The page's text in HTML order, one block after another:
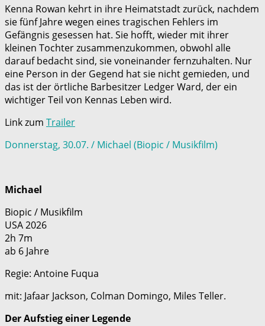
Kenna Rowan kehrt in ihre Heimatstadt zurück, nachdem
sie fünf Jahre wegen eines tragischen Fehlers im
Gefängnis gesessen hat. Sie hofft, wieder mit ihrer
kleinen Tochter zusammenzukommen, obwohl alle
darauf bedacht sind, sie voneinander fernzuhalten. Nur
eine Person in der Gegend hat sie nicht gemieden, und
das ist der örtliche Barbesitzer Ledger Ward, der ein
wichtiger Teil von Kennas Leben wird.
Link zum Trailer
Donnerstag, 30.07. / Michael (Biopic / Musikfilm)
Michael
Biopic / Musikfilm
USA 2026
2h 7m
ab 6 Jahre
Regie: Antoine Fuqua
mit: Jafaar Jackson, Colman Domingo, Miles Teller.
Der Aufstieg einer Legende